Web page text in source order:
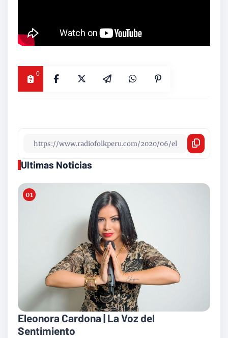
0
Ultimas Noticias
Eleonora Cardona | La Voz del
Sentimiento